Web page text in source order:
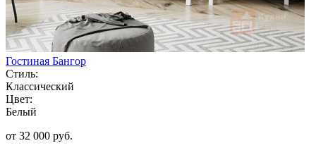
Гостиная Бангор
Стиль:
Классический
Цвет:
Белый
от 32 000 руб.